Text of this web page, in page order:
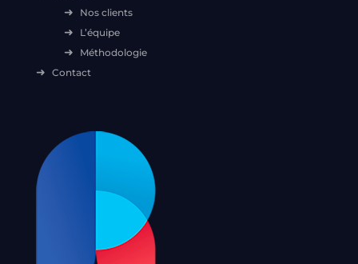
Nos clients
L’équipe
Méthodologie
Contact